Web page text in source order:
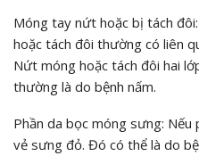
Móng tay nứt hoặc bị tách đôi:
hoặc tách đôi thường có liên
Nứt móng hoặc tách đôi hai
thường là do bệnh nấm.
Phần da bọc móng sưng: Nếu
vẻ sưng đỏ. Đó có thể là do